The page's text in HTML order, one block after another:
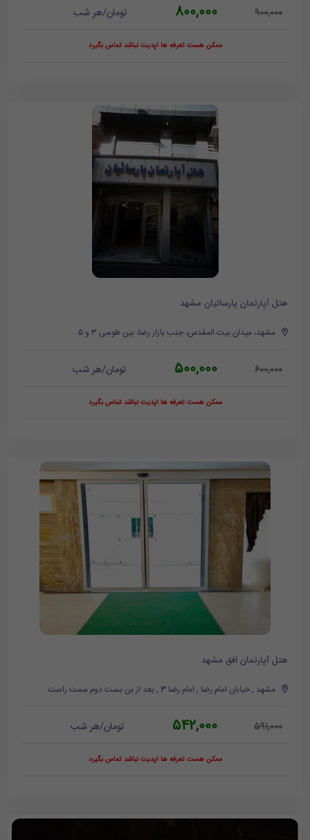
900,000
800,000 تومان/هر شب
ممکن هست تعرفه ها آپدیت نباشد تماس بگیرد
هتل آپارتمان پارسائیان مشهد
مشهد، میدان بیت المقدس، جنب بازار رضا، بین طوسی ۳ و ۵
600,000
500,000 تومان/هر شب
ممکن هست تعرفه ها آپدیت نباشد تماس بگیرد
هتل آپارتمان افق مشهد
مشهد , خیابان امام رضا , امام رضا 3 , بعد از بن بست دوم سمت راست
591,000
542,000 تومان/هر شب
ممکن هست تعرفه ها آپدیت نباشد تماس بگیرد